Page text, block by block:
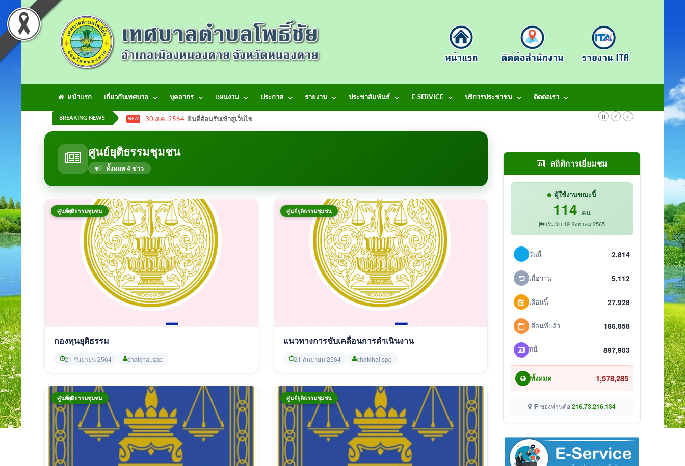
หน้าแรก เกี่ยวกับเทศบาล บุคลากร แผนงาน ประกาศ รายงาน ประชาสัมพันธ์ E-SERVICE บริการประชาชน ติดต่อเรา
BREAKING NEWS NEW 30 ส.ค. 2564 ยินดีต้อนรับเข้าสู่เว็บไซต์ เทศบาลตำบลโพธิ์ชัย
ศูนย์ยุติธรรมชุมชน
ทั้งหมด 4 ข่าว
ศูนย์ยุติธรรมชุมชน
กองทุนยุติธรรม
21 กันยายน 2564 chatchai.spp
ศูนย์ยุติธรรมชุมชน
แนวทางการขับเคลื่อนการดำเนินงาน
21 กันยายน 2564 chatchai.spp
ศูนย์ยุติธรรมชุมชน ศูนย์ยุติธรรมชุมชน
สถิติการเยี่ยมชม
ผู้ใช้งานขณะนี้
114 คน
เริ่มนับ 19 สิงหาคม 2565
วันนี้ 2,814
เมื่อวาน 5,112
เดือนนี้ 27,928
เดือนที่แล้ว 186,858
ปีนี้ 897,903
ทั้งหมด 1,578,285
IP ของท่านคือ 216.73.216.134